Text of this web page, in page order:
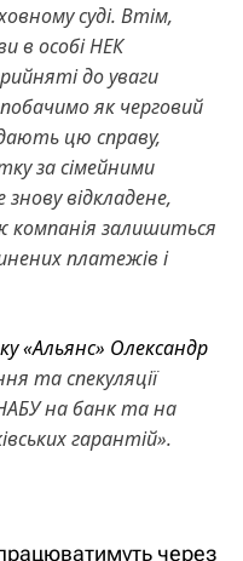
суді. Втім,
в особі НЕК
до уваги
як черговий
цю справу,
за сімейними
відкладене,
залишиться
платежів і
«Альянс» Олександр
та спекуляції
на банк та на
гарантій».
через